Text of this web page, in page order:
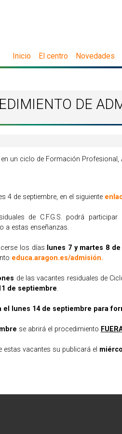
Inicio El centro Novedades
DE
un ciclo de Formación Profesional,
4 de septiembre, en el siguiente
de C.F.G.S. podrá
a estas enseñanzas.
los días lunes 7 y martes 8
educa.aragon.es/admisión.
de las vacantes residuales de
de septiembre.
el lunes 14 de septiembre para
se abrirá el procedimiento
estas vacantes su publicará el